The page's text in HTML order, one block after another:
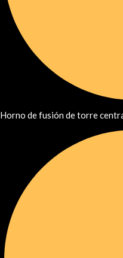
Horno de fusión de torre